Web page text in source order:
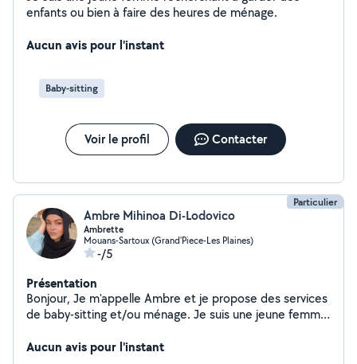
enfants ou bien à faire des heures de ménage.
Aucun avis pour l'instant
Baby-sitting
Voir le profil Contacter
Particulier
Ambre Mihinoa Di-Lodovico
Ambrette
Mouans-Sartoux (Grand'Piece-Les Plaines)
-/5
Présentation
Bonjour, Je m'appelle Ambre et je propose des services
de baby-sitting et/ou ménage. Je suis une jeune femme
émotions des enfants et sait combien il est important
Aucun avis pour l'instant